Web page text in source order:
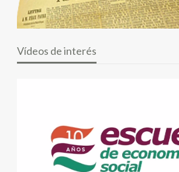
Vídeos de interés